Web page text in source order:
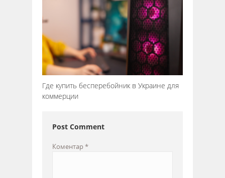
Где купить бесперебойник в Украине для
коммерции
Post Comment
Коментар*